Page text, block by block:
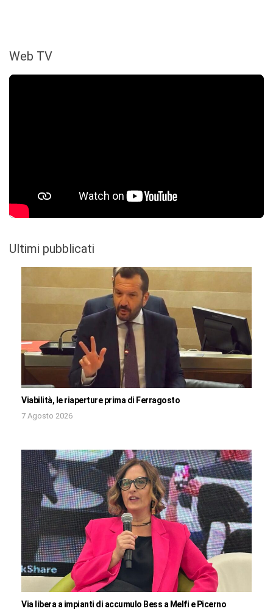
Web TV
Ultimi pubblicati
Viabilità, le riaperture prima di Ferragosto
7 Agosto 2026
Via libera a impianti di accumulo Bess a Melfi e Picerno